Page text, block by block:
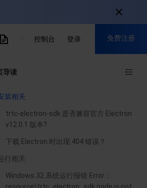
控制台 登录 免费注册
注册获取以下福利：
新用户专享优惠
立即免费注册
导读
装相关
trtc-electron-sdk 是否兼容官方 Electron
v12.0.1 版本?
下载 Electron 时出现 404 错误？
行相关
Windows 32 系统运行报错 Error：